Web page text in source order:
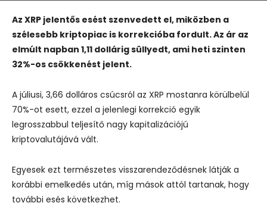
Az XRP jelentős esést szenvedett el, miközben a
szélesebb kriptopiac is korrekcióba fordult. Az ár az
elmúlt napban 1,11 dollárig süllyedt, ami heti szinten
32%-os csökkenést jelent.
A júliusi, 3,66 dolláros csúcsról az XRP mostanra körülbelül
70%-ot esett, ezzel a jelenlegi korrekció egyik
legrosszabbul teljesítő nagy kapitalizációjú
kriptovalutájává vált.
Egyesek ezt természetes visszarendeződésnek látják a
korábbi emelkedés után, míg mások attól tartanak, hogy
további esés következhet.